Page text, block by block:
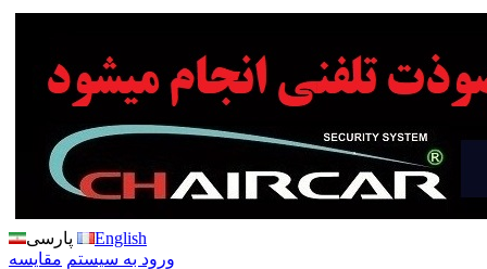
پارسی
English
ورود به سیستم مقایسه